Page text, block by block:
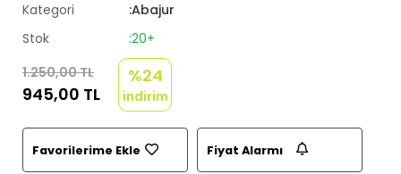
Kategori
:Abajur
Stok
:20+
1.250,00 TL
945,00 TL
%24
indirim
Favorilerime Ekle Fiyat Alarmı